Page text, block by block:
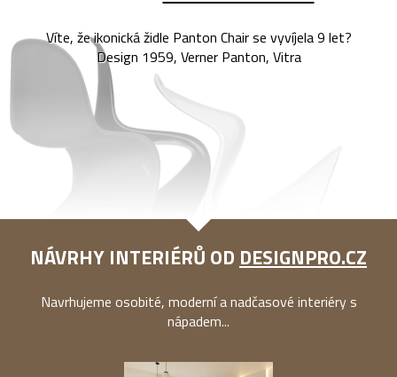
Víte, že ikonická židle Panton Chair se vyvíjela 9 let?
Design 1959, Verner Panton, Vitra
NÁVRHY INTERIÉRŮ OD DESIGNPRO.CZ
Navrhujeme osobité, moderní a nadčasové interiéry s
nápadem...